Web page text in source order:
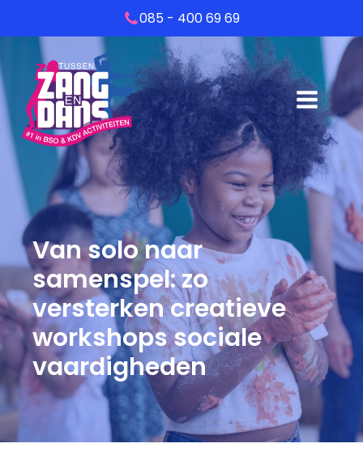
085 - 400 69 69
Van solo naar
samenspel: zo
versterken creatieve
workshops sociale
vaardigheden